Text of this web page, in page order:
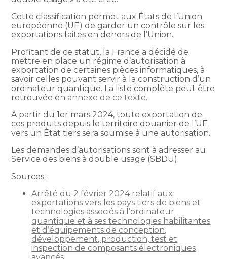
Cette classification permet aux États de l’Union
européenne (UE) de garder un contrôle sur les
exportations faites en dehors de l’Union.
Profitant de ce statut, la France a décidé de
mettre en place un régime d’autorisation à
exportation de certaines pièces informatiques, à
savoir celles pouvant servir à la construction d’un
ordinateur quantique. La liste complète peut être
retrouvée en annexe de ce texte.
À partir du 1er mars 2024, toute exportation de
ces produits depuis le territoire douanier de l’UE
vers un État tiers sera soumise à une autorisation.
Les demandes d’autorisations sont à adresser au
Service des biens à double usage (SBDU).
Sources :
Arrêté du 2 février 2024 relatif aux
exportations vers les pays tiers de biens et
technologies associés à l’ordinateur
quantique et à ses technologies habilitantes
et d’équipements de conception,
développement, production, test et
inspection de composants électroniques
avancés